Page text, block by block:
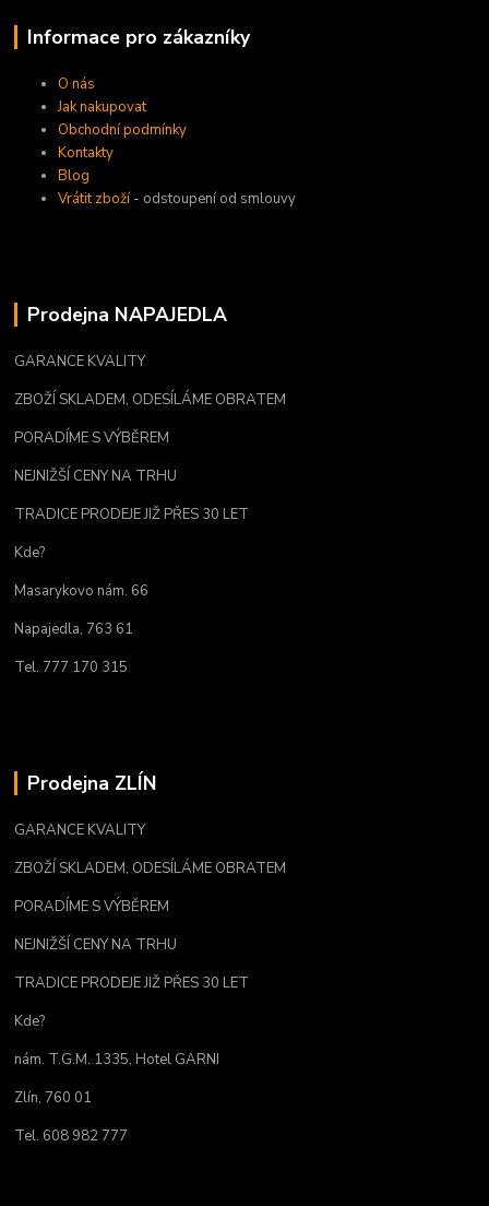
Informace pro zákazníky
O nás
Jak nakupovat
Obchodní podmínky
Kontakty
Blog
Vrátit zboží- odstoupení od smlouvy
Prodejna NAPAJEDLA
GARANCE KVALITY
ZBOŽÍ SKLADEM, ODESÍLÁME OBRATEM
PORADÍME S VÝBĚREM
NEJNIŽŠÍ CENY NA TRHU
TRADICE PRODEJE JIŽ PŘES 30 LET
Kde?
Masarykovo nám. 66
Napajedla, 763 61
Tel. 777 170 315
Prodejna ZLÍN
GARANCE KVALITY
ZBOŽÍ SKLADEM, ODESÍLÁME OBRATEM
PORADÍME S VÝBĚREM
NEJNIŽŠÍ CENY NA TRHU
TRADICE PRODEJE JIŽ PŘES 30 LET
Kde?
nám. T.G.M. 1335, Hotel GARNI
Zlín, 760 01
Tel. 608 982 777